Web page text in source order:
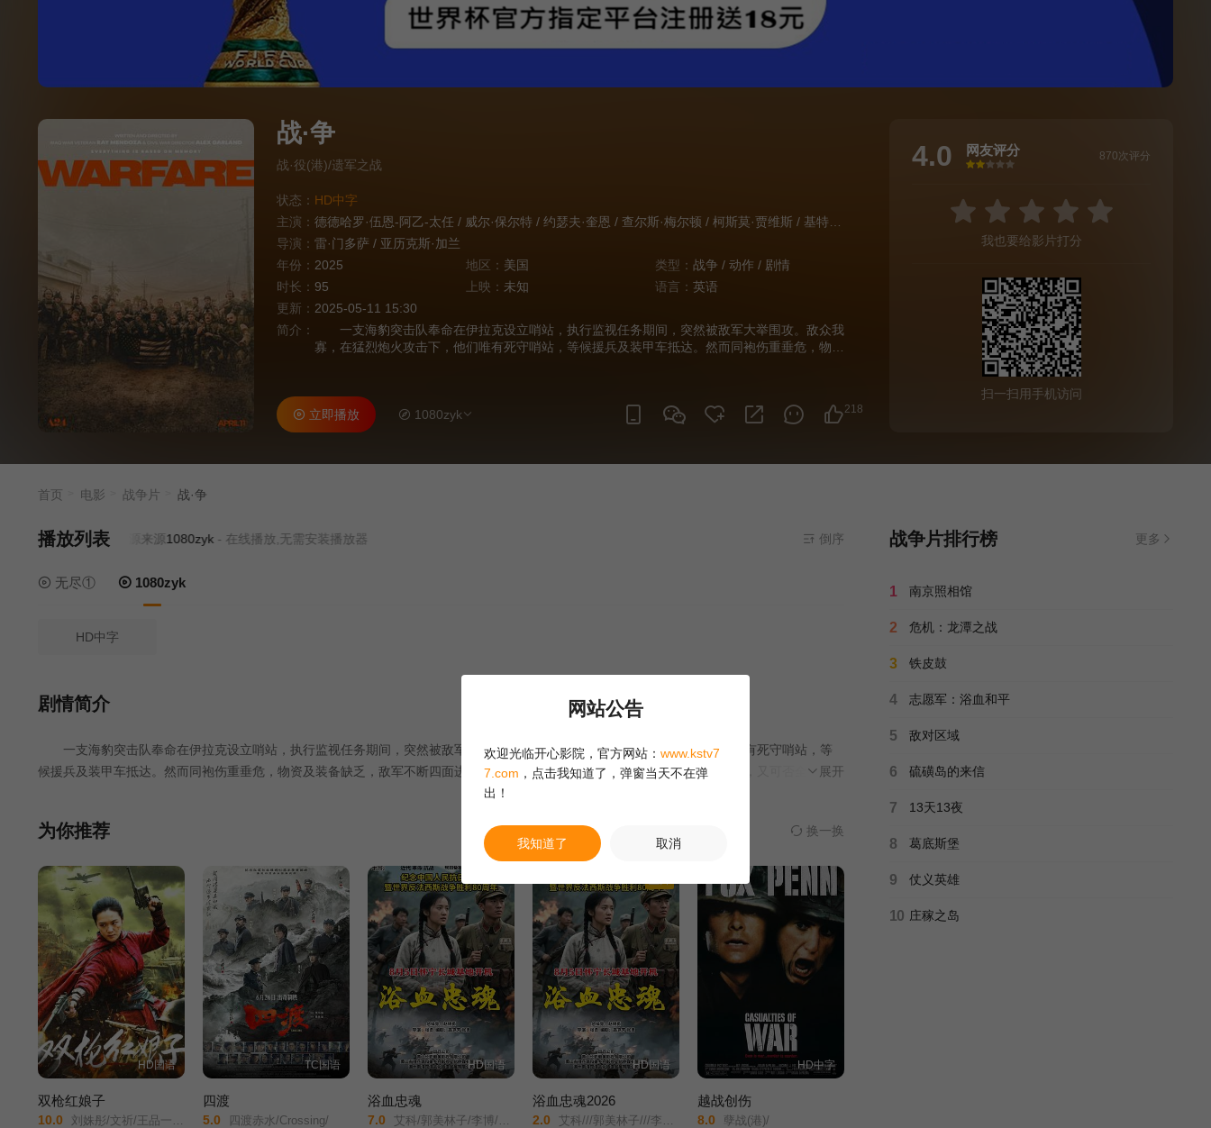
战·争
战·役(港)/遗军之战
状态： HD中字
主演： 德德哈罗·伍恩-阿乙-太任 / 威尔·保尔特 / 约瑟夫·奎恩 / 查尔斯·梅尔顿 / 柯斯莫·贾维斯 / 基特·康纳 泰勒·约翰·史密斯 / 迈克尔·甘多菲尼
导演： 雷·门多萨 / 亚历克斯·加兰
年份： 2025 地区： 美国 类型： 战争 / 动作 / 剧情
时长： 95 上映： 未知 语言： 英语
更新： 2025-05-11 15:30
简介：
一支海豹突击队奉命在伊拉克设立哨站，执行监视任务期间，突然被敌军大举围攻。敌众我
寡，在猛烈炮火攻击下，他们唯有死守哨站，等候援兵及装甲车抵达。然而同袍伤重垂危，物资
218
立即播放 1080zyk
4.0 网友评分
很差
较差还行推荐力荐
870次评分
我也要给影片打分
扫一扫用手机访问
首页 电影 战争片 战·争
播放列表
当前资源来源 1080zyk- 在线播放,无需安装播放器 倒序
无尽① 1080zyk
HD中字
剧情简介
一支海豹突击队奉命在伊拉克设立哨站，执行监视任务期间，突然被敌军大举围攻。敌众我寡，在猛烈炮火攻击下，他们唯有死守哨站，等
候援兵及装甲车抵达。然而同袍伤重垂危，物资及装备缺乏，敌军不断四面进逼……在难以逆转的恶劣形势之下，即使并肩苦战，又可否全员撤展开
为你推荐 换一换
HD国语
双枪红娘子
10.0 刘姝彤/文祈/王品一/谢宁/王岗岗/陈之辉/李为民/魏兆雄/王程/邱晨阳/
TC国语
四渡
5.0 四渡赤水/Crossing/
HD国语
浴血忠魂
7.0 艾科/郭美林子/李博/葛佳佳/邓凯匀/周星宜/红卫姝辰/张博/胡骁源/陈宇星/朱丹蕾/张庆亮/
HD国语
浴血忠魂2026
2.0 艾科///郭美林子///李博///葛佳佳///邓凯匀///周星宜///红卫姝辰///张博///胡骁源///陈宇星///朱丹蕾///张庆亮/
HD中字
越战创伤
8.0 孽战(港)/
战争片排行榜 更多
1 南京照相馆
2 危机：龙潭之战
3 铁皮鼓
4 志愿军：浴血和平
5 敌对区域
6 硫磺岛的来信
7 13天13夜
8 葛底斯堡
9 仗义英雄
10 庄稼之岛
网站公告
欢迎光临开心影院，官方网站： www.kstv7
7.com ，点击我知道了，弹窗当天不在弹
出！
我知道了 取消